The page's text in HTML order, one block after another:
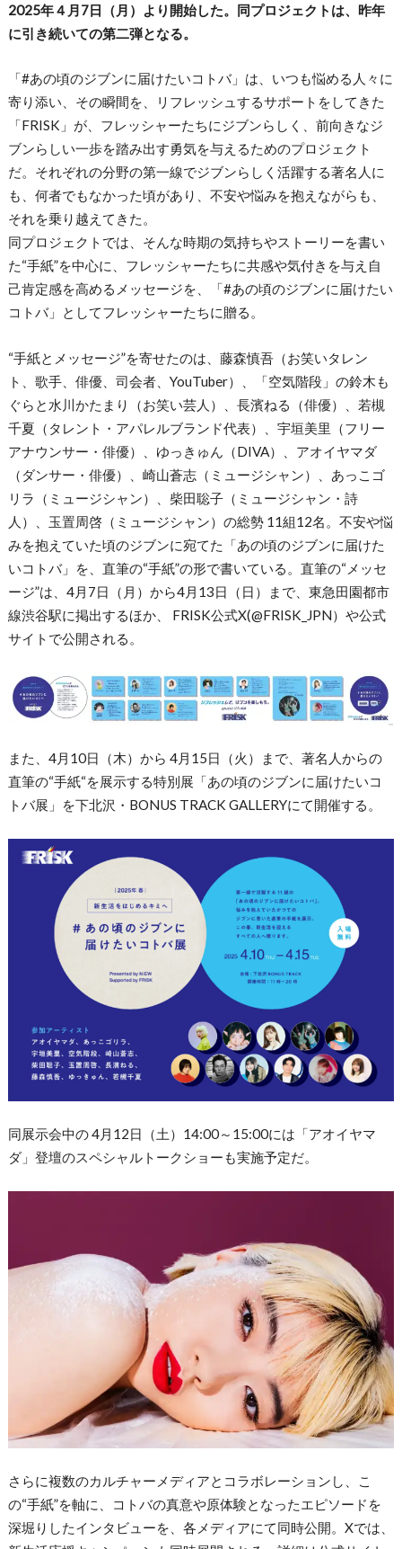
2025年４月7日（月）より開始した。同プロジェクトは、昨年
に引き続いての第二弾となる。
「#あの頃のジブンに届けたいコトバ」は、いつも悩める人々に
寄り添い、その瞬間を、リフレッシュするサポートをしてきた
「FRISK」が、フレッシャーたちにジブンらしく、前向きなジ
ブンらしい一歩を踏み出す勇気を与えるためのプロジェクト
だ。それぞれの分野の第一線でジブンらしく活躍する著名人に
も、何者でもなかった頃があり、不安や悩みを抱えながらも、
それを乗り越えてきた。
同プロジェクトでは、そんな時期の気持ちやストーリーを書い
た“手紙”を中心に、フレッシャーたちに共感や気付きを与え自
己肯定感を高めるメッセージを、「#あの頃のジブンに届けたい
コトバ」としてフレッシャーたちに贈る。
“手紙とメッセージ”を寄せたのは、藤森慎吾（お笑いタレン
ト、歌手、俳優、司会者、YouTuber）、「空気階段」の鈴木も
ぐらと水川かたまり（お笑い芸人）、長濱ねる（俳優）、若槻
千夏（タレント・アパレルブランド代表）、宇垣美里（フリー
アナウンサー・俳優）、ゆっきゅん（DIVA）、アオイヤマダ
（ダンサー・俳優）、崎山蒼志（ミュージシャン）、あっこゴ
リラ（ミュージシャン）、柴田聡子（ミュージシャン・詩
人）、玉置周啓（ミュージシャン）の総勢 11組12名。不安や悩
みを抱えていた頃のジブンに宛てた「あの頃のジブンに届けた
いコトバ」を、直筆の“手紙”の形で書いている。直筆の“メッセ
ージ”は、4月7日（月）から4月13日（日）まで、東急田園都市
線渋谷駅に掲出するほか、 FRISK公式X(@FRISK_JPN）や公式
サイトで公開される。
また、4月10日（木）から 4月15日（火）まで、著名人からの
直筆の“手紙“を展示する特別展「あの頃のジブンに届けたいコ
トバ展」を下北沢・BONUS TRACK GALLERYにて開催する。
同展示会中の 4月12日（土）14:00～15:00には「アオイヤマ
ダ」登壇のスペシャルトークショーも実施予定だ。
さらに複数のカルチャーメディアとコラボレーションし、こ
の“手紙”を軸に、コトバの真意や原体験となったエピソードを
深堀りしたインタビューを、各メディアにて同時公開。Xでは、